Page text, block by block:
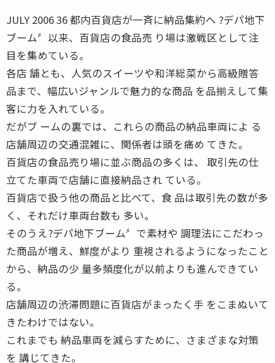
JULY 2006 36 都内百貨店が一斉に納品集約へ ?デパ地下
ブーム〞以来、百貨店の食品売 り場は激戦区として注
目を集めている。
各店 舗とも、人気のスイーツや和洋総菜から高級贈答
品まで、幅広いジャンルで魅力的な商品 を品揃えして集
客に力を入れている。
だがブ ームの裏では、これらの商品の納品車両によ る
店舗周辺の交通混雑に、関係者は頭を痛め てきた。
百貨店の食品売り場に並ぶ商品の多くは、 取引先の仕
立てた車両で店舗に直接納品され ている。
百貨店で扱う他の商品と比べて、食 品は取引先の数が多
く、それだけ車両台数も 多い。
そのうえ?デパ地下ブーム〞で素材や 調理法にこだわっ
た商品が増え、鮮度がより 重視されるようになったこと
から、納品の少 量多頻度化が以前よりも進んできてい
る。
店舗周辺の渋滞問題に百貨店がまったく手 をこまぬいて
きたわけではない。
これまでも 納品車両を減らすために、さまざまな対策
を 講じてきた。